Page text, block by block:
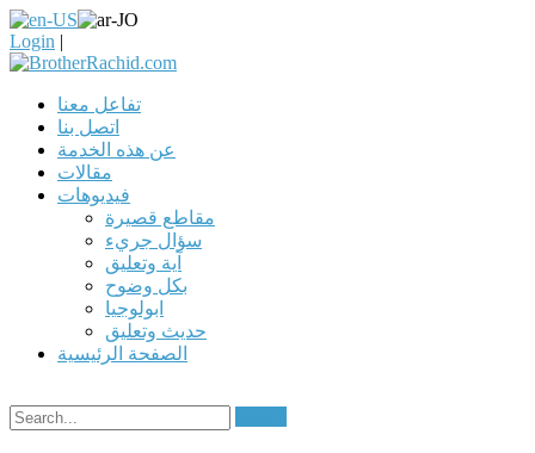
Login |
تفاعل معنا
اتصل بنا
عن هذه الخدمة
مقالات
فيديوهات
مقاطع قصيرة
سؤال جريء
آية وتعليق
بكل وضوح
ابولوجيا
حديث وتعليق
الصفحة الرئيسية